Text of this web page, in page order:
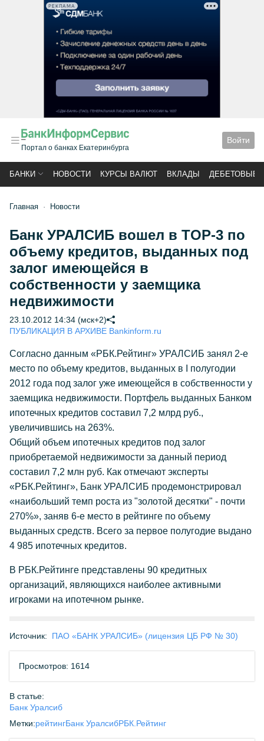
РЕКЛАМА
Портал о банках Екатеринбурга
Войти
БАНКИ НОВОСТИ КУРСЫ ВАЛЮТ ВКЛАДЫ ДЕБЕТОВЫЕ
Главная Новости
Банк УРАЛСИБ вошел в TOP-3 по
объему кредитов, выданных под
залог имеющейся в
собственности у заемщика
недвижимости
23.10.2012 14:34 (мск+2)
ПУБЛИКАЦИЯ В АРХИВЕ Bankinform.ru
Согласно данным «РБК.Рейтинг» УРАЛСИБ занял 2-е
место по объему кредитов, выданных в I полугодии
2012 года под залог уже имеющейся в собственности у
заемщика недвижимости. Портфель выданных Банком
ипотечных кредитов составил 7,2 млрд руб.,
увеличившись на 263%.
Общий объем ипотечных кредитов под залог
приобретаемой недвижимости за данный период
составил 7,2 млн руб. Как отмечают эксперты
«РБК.Рейтинг», Банк УРАЛСИБ продемонстрировал
«наибольший темп роста из "золотой десятки" - почти
270%», заняв 6-е место в рейтинге по объему
выданных средств. Всего за первое полугодие выдано
4 985 ипотечных кредитов.
В РБК.Рейтинге представлены 90 кредитных
организаций, являющихся наиболее активными
игроками на ипотечном рынке.
Источник: ПАО «БАНК УРАЛСИБ» (лицензия ЦБ РФ № 30)
Просмотров: 1614
В статье:
Банк Уралсиб
Метки:рейтингБанк УралсибРБК.Рейтинг